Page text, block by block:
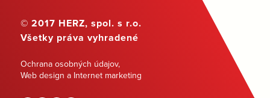
© 2017 HERZ, spol. s r.o.
Všetky práva vyhradené
Ochrana osobných údajov,
Web design a Internet marketing